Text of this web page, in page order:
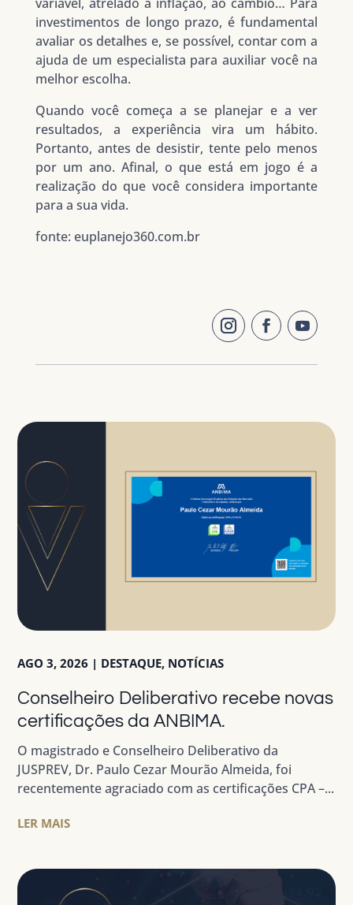
investimentos de longo prazo, é fundamental
avaliar os detalhes e, se possível, contar com a
ajuda de um especialista para auxiliar você na
melhor escolha.
Quando você começa a se planejar e a ver
resultados, a experiência vira um hábito.
Portanto, antes de desistir, tente pelo menos
por um ano. Afinal, o que está em jogo é a
realização do que você considera importante
para a sua vida.
fonte: euplanejo360.com.br
Conselheiro Deliberativo recebe novas
certificações da ANBIMA.
AGO 3, 2026 | DESTAQUE, NOTÍCIAS
O magistrado e Conselheiro Deliberativo da
JUSPREV, Dr. Paulo Cezar Mourão Almeida, foi
recentemente agraciado com as certificações CPA –...
LER MAIS